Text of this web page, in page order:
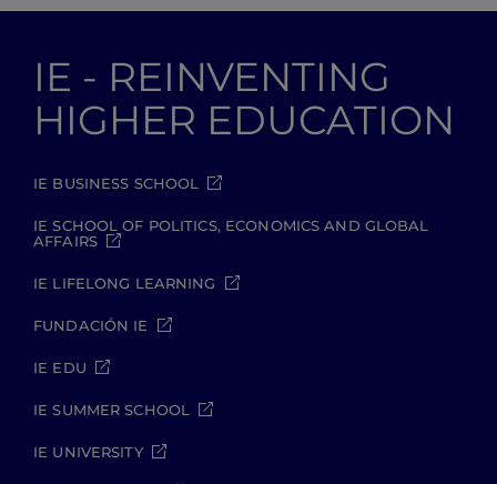
IE - REINVENTING
HIGHER EDUCATION
IE BUSINESS SCHOOL
IE SCHOOL OF POLITICS, ECONOMICS AND GLOBAL
AFFAIRS
IE LIFELONG LEARNING
FUNDACIÓN IE
IE EDU
IE SUMMER SCHOOL
IE UNIVERSITY